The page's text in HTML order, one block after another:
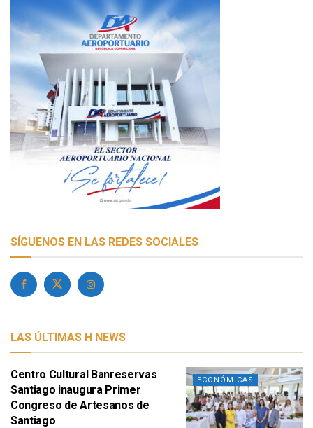
SÍGUENOS EN LAS REDES SOCIALES
LAS ÚLTIMAS H NEWS
ECONÓMICAS
Centro Cultural Banreservas
Santiago inaugura Primer
Congreso de Artesanos de
Santiago